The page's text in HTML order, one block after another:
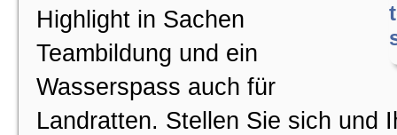
Highlight in Sachen
Teambildung und ein
Wasserspass auch für
Landratten. Stellen Sie sich und